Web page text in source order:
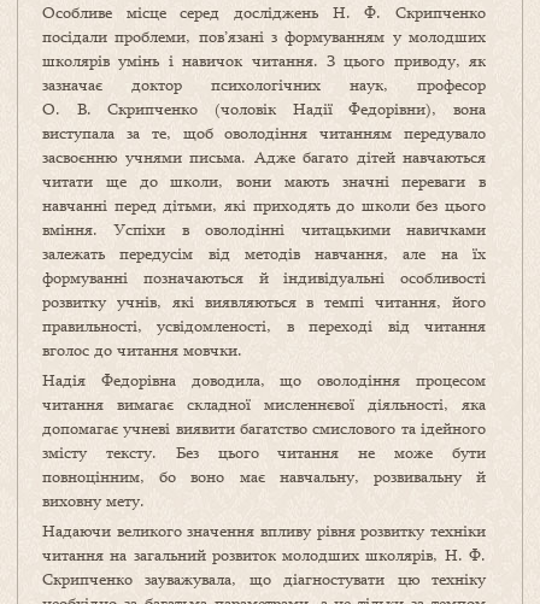
Особливе місце серед досліджень Н. Ф. Скрипченко
посідали проблеми, пов’язані з формуванням у молодших
школярів умінь і навичок читання. З цього приводу, як
зазначає доктор психологічних наук, професор
О. В. Скрипченко (чоловік Надії Федорівни), вона
виступала за те, щоб оволодіння читанням передувало
засвоєнню учнями письма. Адже багато дітей навчаються
читати ще до школи, вони мають значні переваги в
навчанні перед дітьми, які приходять до школи без цього
вміння. Успіхи в оволодінні читацькими навичками
залежать передусім від методів навчання, але на їх
формуванні позначаються й індивідуальні особливості
розвитку учнів, які виявляються в темпі читання, його
правильності, усвідомленості, в переході від читання
вголос до читання мовчки.
Надія Федорівна доводила, що оволодіння процесом
читання вимагає складної мисленнєвої діяльності, яка
допомагає учневі виявити багатство смислового та ідейного
змісту тексту. Без цього читання не може бути
повноцінним, бо воно має навчальну, розвивальну й
виховну мету.
Надаючи великого значення впливу рівня розвитку техніки
читання на загальний розвиток молодших школярів, Н. Ф.
Скрипченко зауважувала, що діагностувати цю техніку